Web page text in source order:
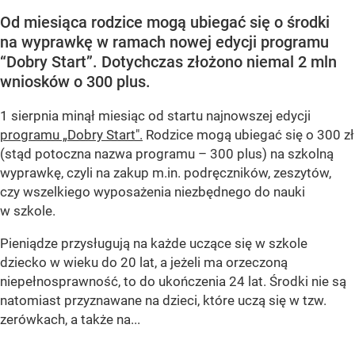
Od miesiąca rodzice mogą ubiegać się o środki
na wyprawkę w ramach nowej edycji programu
“Dobry Start”. Dotychczas złożono niemal 2 mln
wniosków o 300 plus.
1 sierpnia minął miesiąc od startu najnowszej edycji
programu „Dobry Start". Rodzice mogą ubiegać się o 300 zł
(stąd potoczna nazwa programu – 300 plus) na szkolną
wyprawkę, czyli na zakup m.in. podręczników, zeszytów,
czy wszelkiego wyposażenia niezbędnego do nauki
w szkole.
Pieniądze przysługują na każde uczące się w szkole
dziecko w wieku do 20 lat, a jeżeli ma orzeczoną
niepełnosprawność, to do ukończenia 24 lat. Środki nie są
natomiast przyznawane na dzieci, które uczą się w tzw.
zerówkach, a także na...